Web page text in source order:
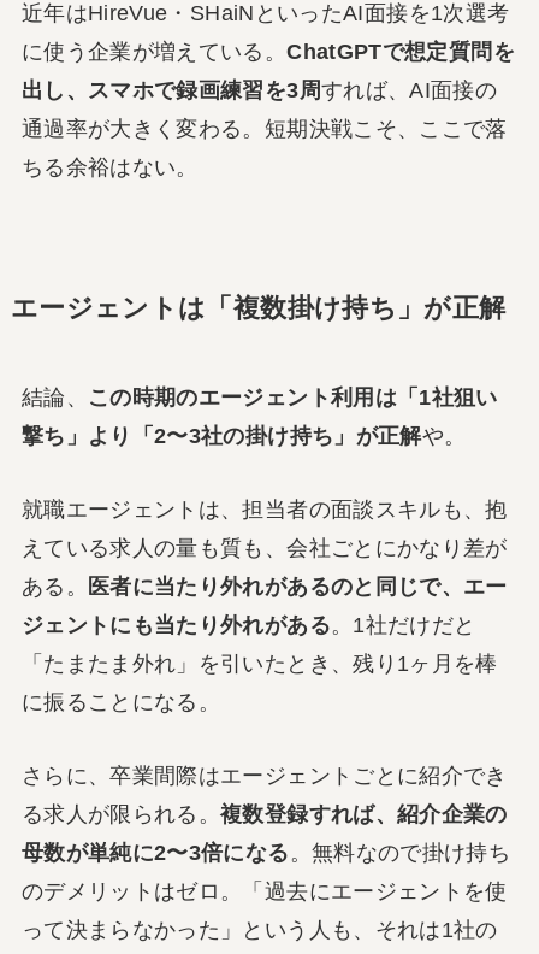
近年はHireVue・SHaiNといったAI面接を1次選考
に使う企業が増えている。ChatGPTで想定質問を
出し、スマホで録画練習を3周すれば、AI面接の
通過率が大きく変わる。短期決戦こそ、ここで落
ちる余裕はない。
エージェントは「複数掛け持ち」が正解
結論、
この時期のエージェント利用は「1社狙い
撃ち」より「2〜3社の掛け持ち」が正解や。
就職エージェントは、担当者の面談スキルも、抱
えている求人の量も質も、会社ごとにかなり差が
ある。
医者に当たり外れがあるのと同じで、エー
ジェントにも当たり外れがある。1社だけだと
「たまたま外れ」を引いたとき、残り1ヶ月を棒
に振ることになる。
さらに、卒業間際はエージェントごとに紹介でき
る求人が限られる。複数登録すれば、紹介企業の
母数が単純に2〜3倍になる 。無料なので掛け持ち
のデメリットはゼロ。「過去にエージェントを使
って決まらなかった」という人も、それは1社の